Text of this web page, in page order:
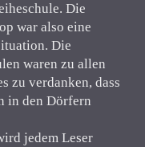
Die
war also eine
Die
waren zu allen
zu verdanken, dass
in den Dörfern
jedem Leser